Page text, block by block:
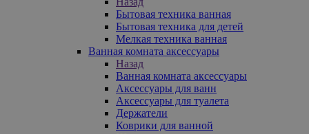
Бытовая техника ванная
Бытовая техника для детей
Мелкая техника ванная
Ванная комната аксессуары
Назад
Ванная комната аксессуары
Аксессуары для ванн
Аксессуары для туалета
Держатели
Коврики для ванной